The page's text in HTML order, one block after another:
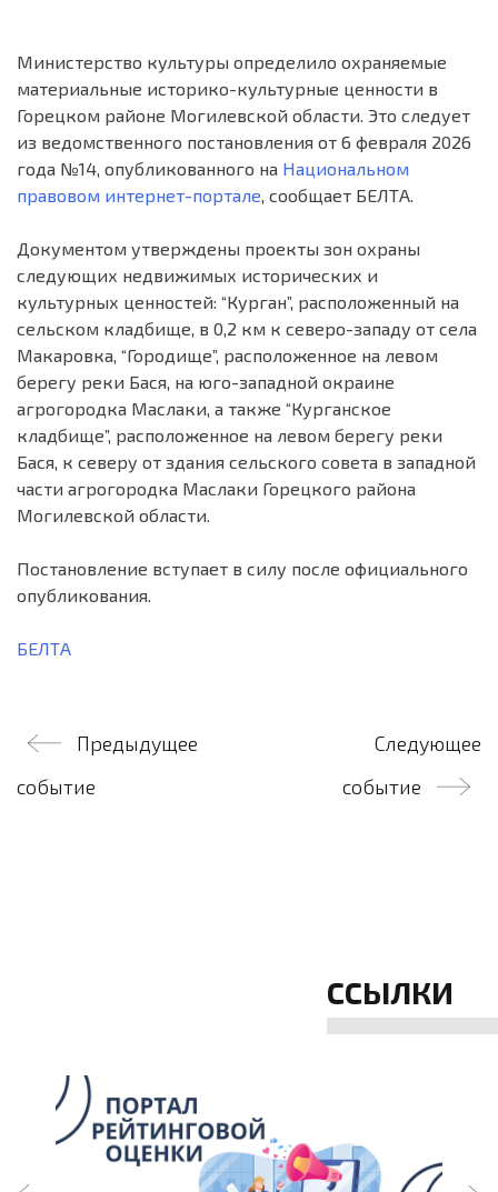
Министерство культуры определило охраняемые
материальные историко-культурные ценности в
Горецком районе Могилевской области. Это следует
из ведомственного постановления от 6 февраля 2026
года №14, опубликованного на Национальном
правовом интернет-портале, сообщает БЕЛТА.
Документом утверждены проекты зон охраны
следующих недвижимых исторических и
культурных ценностей: “Курган”, расположенный на
сельском кладбище, в 0,2 км к северо-западу от села
Макаровка, “Городище”, расположенное на левом
берегу реки Бася, на юго-западной окраине
агрогородка Маслаки, а также “Курганское
кладбище”, расположенное на левом берегу реки
Бася, к северу от здания сельского совета в западной
части агрогородка Маслаки Горецкого района
Могилевской области.
Постановление вступает в силу после официального
опубликования.
БЕЛТА
Навигация
по
Предыдущее
событие
Следующее
событие
ССЫЛКИ